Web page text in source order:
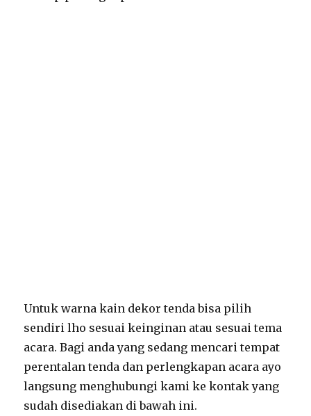
Untuk warna kain dekor tenda bisa pilih
sendiri lho sesuai keinginan atau sesuai tema
acara. Bagi anda yang sedang mencari tempat
perentalan tenda dan perlengkapan acara ayo
langsung menghubungi kami ke kontak yang
sudah disediakan di bawah ini.